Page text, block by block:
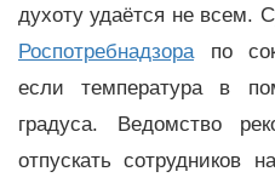
духоту удаётся не всем.
Роспотребнадзора по
если температура в
градуса. Ведомство
отпускать